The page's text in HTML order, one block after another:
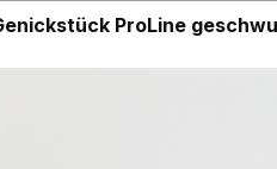
ProLine